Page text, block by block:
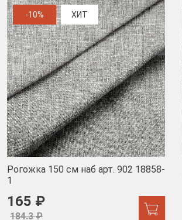
-10% ХИТ
Рогожка 150 см наб арт. 902 18858-
1
165 ₽
184.3 ₽